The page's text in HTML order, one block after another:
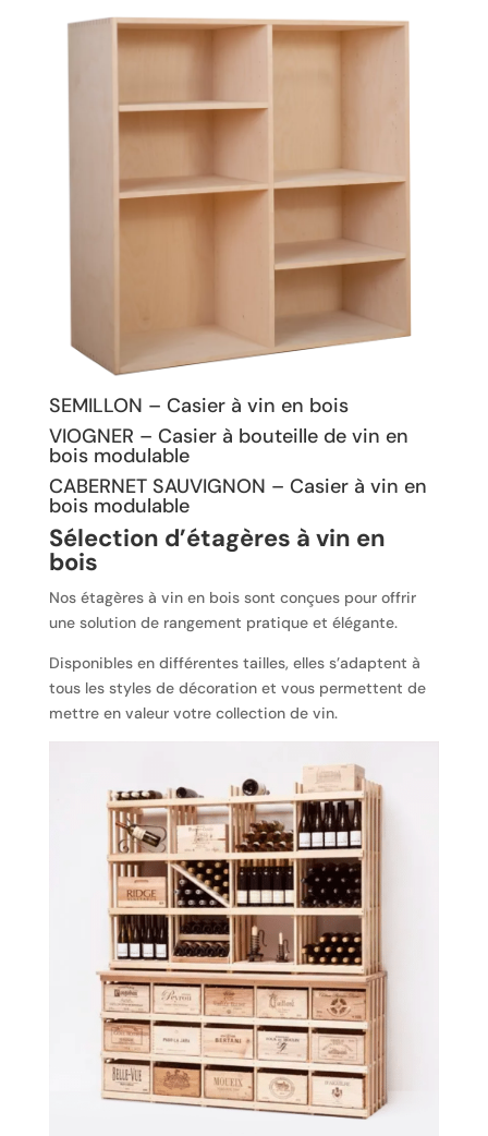
SEMILLON – Casier à vin en bois
VIOGNER – Casier à bouteille de vin en
bois modulable
CABERNET SAUVIGNON – Casier à vin en
bois modulable
Sélection d’étagères à vin en
bois
Nos étagères à vin en bois sont conçues pour offrir
une solution de rangement pratique et élégante.
Disponibles en différentes tailles, elles s’adaptent à
tous les styles de décoration et vous permettent de
mettre en valeur votre collection de vin.